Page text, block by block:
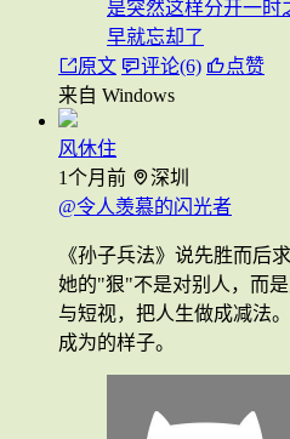
是突然这样分开一时
早就忘却了
原文
评论(6)
点赞
来自 Windows
风休住
1个月前
深圳
@令人羡慕的闪光者
《孙子兵法》说先胜而后
她的"狠"不是对别人，而
与短视，把人生做成减法
成为的样子。